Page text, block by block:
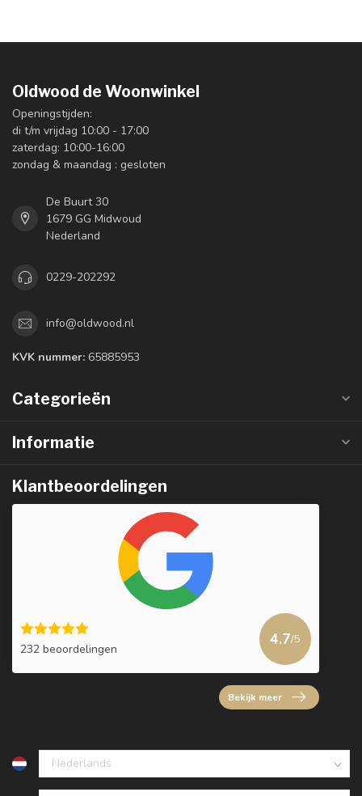
Oldwood de Woonwinkel
Openingstijden:
di t/m vrijdag 10:00 - 17:00
zaterdag: 10:00-16:00
zondag & maandag : gesloten
De Buurt 30
1679 GG Midwoud
Nederland
0229-202292
info@oldwood.nl
KVK nummer: 65885953
Categorieën
Informatie
Klantbeoordelingen
232 beoordelingen
4.7/5
Bekijk meer